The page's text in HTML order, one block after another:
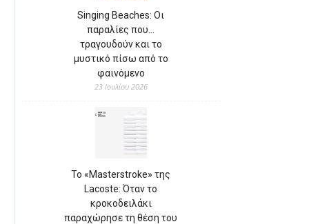
Singing Beaches: Οι
παραλίες που…
τραγουδούν και το
μυστικό πίσω από το
φαινόμενο
23 Ιουλίου 2026
Το «Masterstroke» της
Lacoste: Όταν το
κροκοδειλάκι
παραχώρησε τη θέση του